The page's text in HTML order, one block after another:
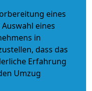
eines
eines
in
dass das
Erfahrung
Umzug